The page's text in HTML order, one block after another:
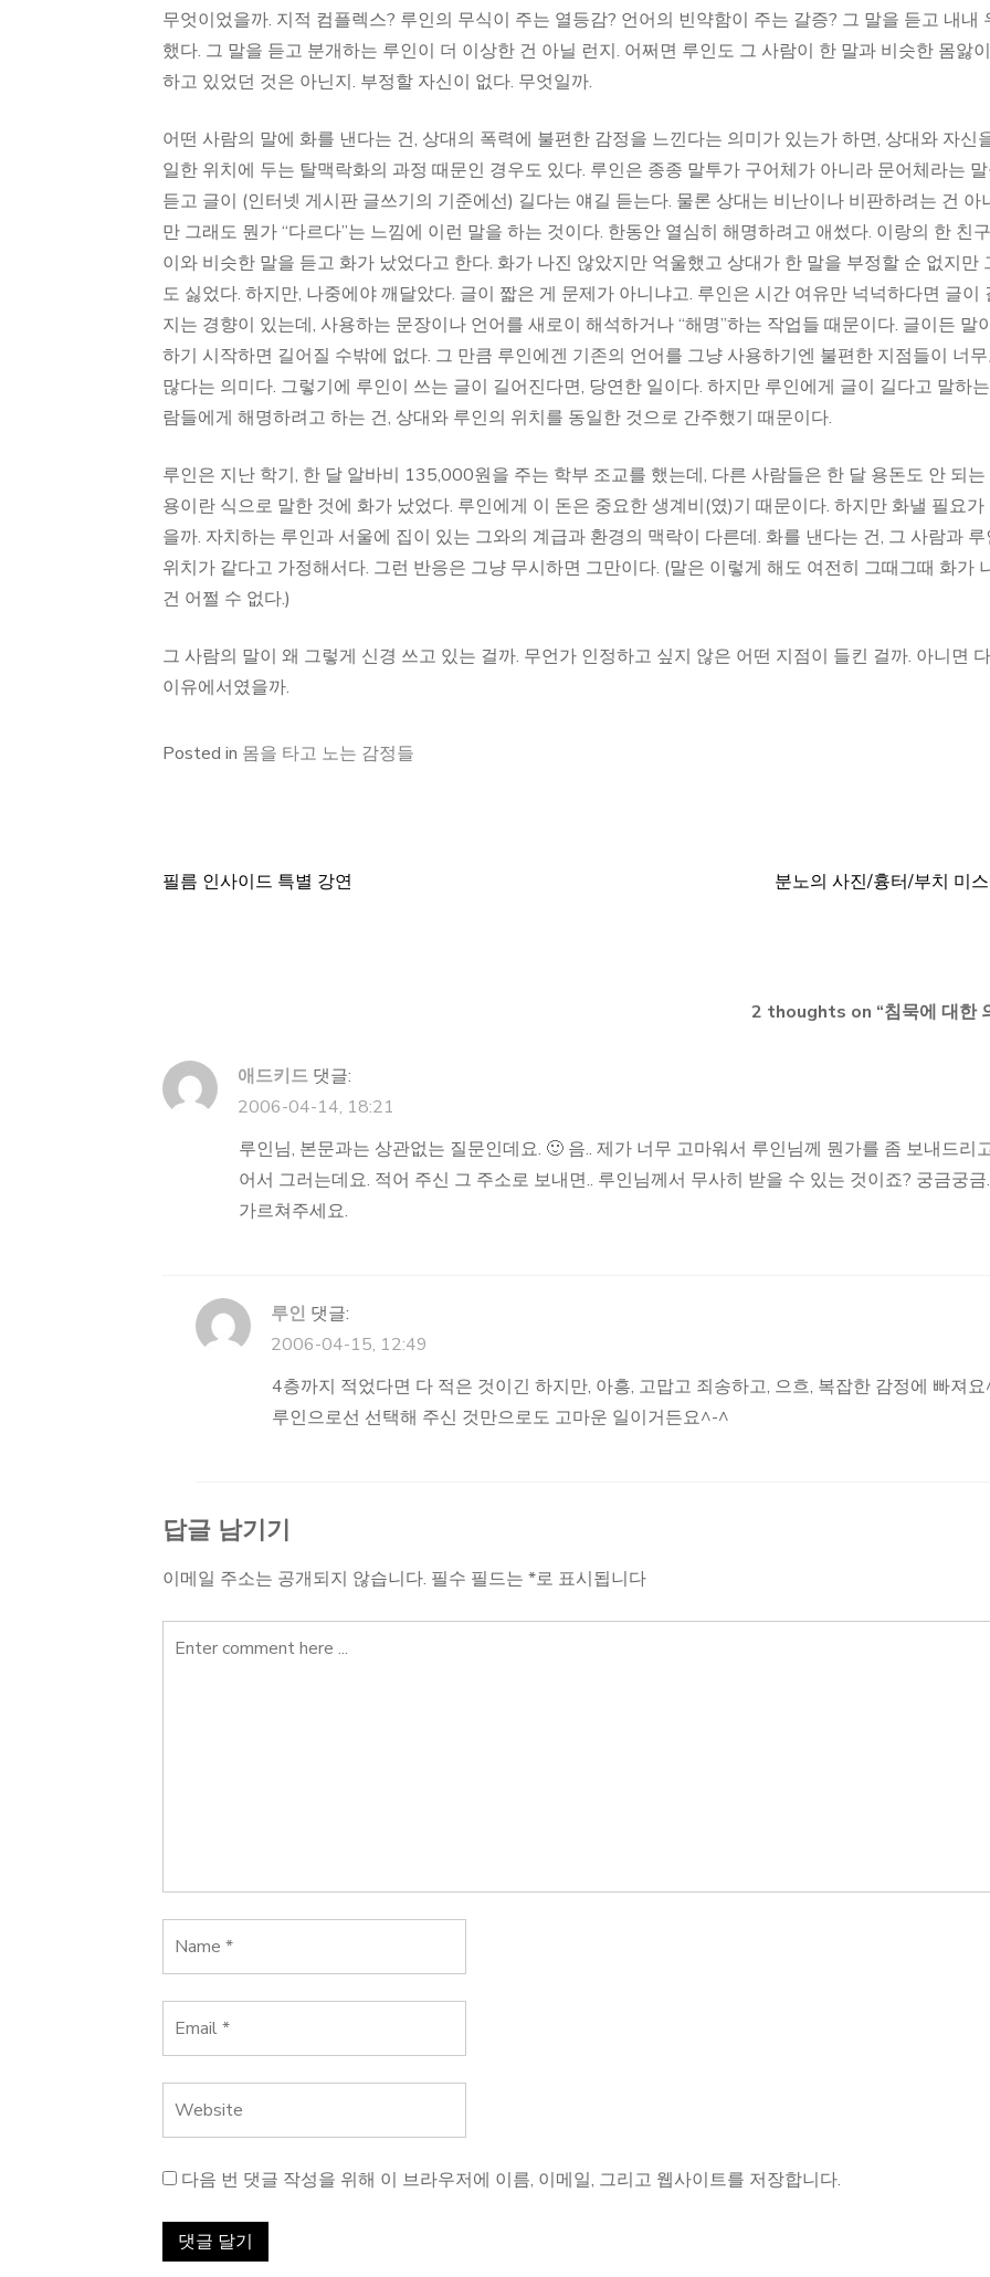
무엇이었을까. 지적 컴플렉스? 루인의 무식이 주는 열등감? 언어의 빈약함이 주는 갈증? 그 말을 듣고 내내
했다. 그 말을 듣고 분개하는 루인이 더 이상한 건 아닐 런지. 어쩌면 루인도 그 사람이 한 말과 비슷한 몸앓
하고 있었던 것은 아닌지. 부정할 자신이 없다. 무엇일까.
어떤 사람의 말에 화를 낸다는 건, 상대의 폭력에 불편한 감정을 느낀다는 의미가 있는가 하면, 상대와 자신
일한 위치에 두는 탈맥락화의 과정 때문인 경우도 있다. 루인은 종종 말투가 구어체가 아니라 문어체라는
듣고 글이 (인터넷 게시판 글쓰기의 기준에선) 길다는 얘길 듣는다. 물론 상대는 비난이나 비판하려는 건 아
만 그래도 뭔가 “다르다”는 느낌에 이런 말을 하는 것이다. 한동안 열심히 해명하려고 애썼다. 이랑의 한 친
이와 비슷한 말을 듣고 화가 났었다고 한다. 화가 나진 않았지만 억울했고 상대가 한 말을 부정할 순 없지만
도 싫었다. 하지만, 나중에야 깨달았다. 글이 짧은 게 문제가 아니냐고. 루인은 시간 여유만 넉넉하다면 글이
지는 경향이 있는데, 사용하는 문장이나 언어를 새로이 해석하거나 “해명”하는 작업들 때문이다. 글이든 말
하기 시작하면 길어질 수밖에 없다. 그 만큼 루인에겐 기존의 언어를 그냥 사용하기엔 불편한 지점들이 너
많다는 의미다. 그렇기에 루인이 쓰는 글이 길어진다면, 당연한 일이다. 하지만 루인에게 글이 길다고 말하
람들에게 해명하려고 하는 건, 상대와 루인의 위치를 동일한 것으로 간주했기 때문이다.
루인은 지난 학기, 한 달 알바비 135,000원을 주는 학부 조교를 했는데, 다른 사람들은 한 달 용돈도 안 되는
용이란 식으로 말한 것에 화가 났었다. 루인에게 이 돈은 중요한 생계비(였)기 때문이다. 하지만 화낼 필요가
을까. 자치하는 루인과 서울에 집이 있는 그와의 계급과 환경의 맥락이 다른데. 화를 낸다는 건, 그 사람과 루
위치가 같다고 가정해서다. 그런 반응은 그냥 무시하면 그만이다. (말은 이렇게 해도 여전히 그때그때 화가
건 어쩔 수 없다.)
그 사람의 말이 왜 그렇게 신경 쓰고 있는 걸까. 무언가 인정하고 싶지 않은 어떤 지점이 들킨 걸까. 아니면
이유에서였을까.
Posted in 몸을 타고 노는 감정들
글
필름 인사이드 특별 강연 분노의 사진/흉터/부치 미
2 thoughts on “침묵에 대한
애드키드 댓글:
2006-04-14, 18:21
루인님, 본문과는 상관없는 질문인데요. 🙂 음.. 제가 너무 고마워서 루인님께 뭔가를 좀 보내드리
어서 그러는데요. 적어 주신 그 주소로 보내면.. 루인님께서 무사히 받을 수 있는 것이죠? 궁금궁금
가르쳐주세요.
루인 댓글:
2006-04-15, 12:49
4층까지 적었다면 다 적은 것이긴 하지만, 아흥, 고맙고 죄송하고, 으흐, 복잡한 감정에 빠져
루인으로선 선택해 주신 것만으로도 고마운 일이거든요^-^
답글 남기기
이메일 주소는 공개되지 않습니다. 필수 필드는 *로 표시됩니다
다음 번 댓글 작성을 위해 이 브라우저에 이름, 이메일, 그리고 웹사이트를 저장합니다.